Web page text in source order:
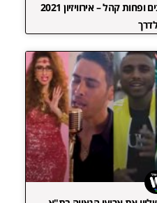
עם פחות אירועים, פחות מוזמנים ופחות קהל – אירוויזיון 2021